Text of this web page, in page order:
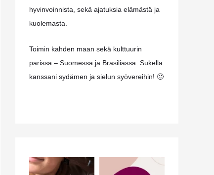
hyvinvoinnista, sekä ajatuksia elämästä ja
kuolemasta.
Toimin kahden maan sekä kulttuurin
parissa – Suomessa ja Brasiliassa. Sukella
kanssani sydämen ja sielun syövereihin! 🙂